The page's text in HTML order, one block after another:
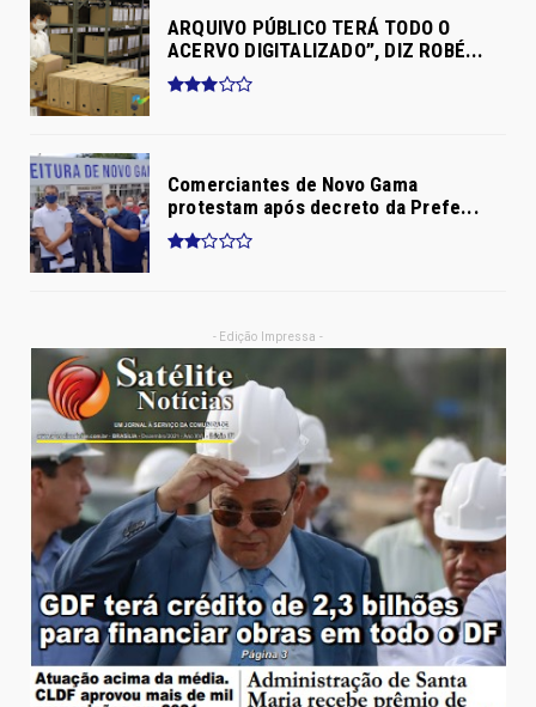
ARQUIVO PÚBLICO TERÁ TODO O
ACERVO DIGITALIZADO”, DIZ ROBÉ...
Comerciantes de Novo Gama
protestam após decreto da Prefe...
- Edição Impressa -